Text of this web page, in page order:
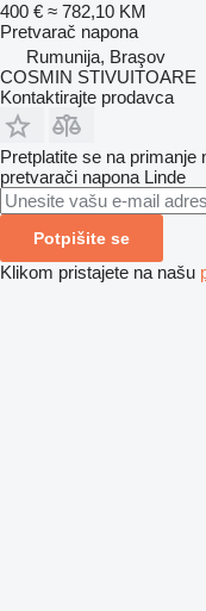
400 € ≈ 782,10 KM
Pretvarač napona
Rumunija, Braşov
COSMIN STIVUITOARE
Kontaktirajte prodavca
Pretplatite se na primanje
pretvarači napona Linde
Potpišite se
Klikom pristajete na našu